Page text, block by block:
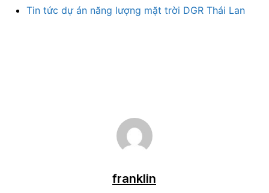
Tin tức dự án năng lượng mặt trời DGR Thái Lan
franklin